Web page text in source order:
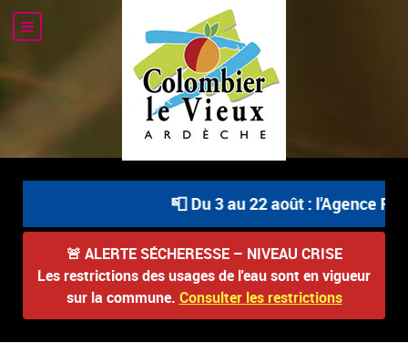
📮 Du 3 au 22 août : l'Agence
🚨 ALERTE SÉCHERESSE – NIVEAU CRISE
Les restrictions des usages de l'eau sont en vigueur
sur la commune. Consulter les restrictions